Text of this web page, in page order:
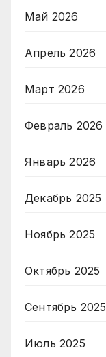
Май 2026
Апрель 2026
Март 2026
Февраль 2026
Январь 2026
Декабрь 2025
Ноябрь 2025
Октябрь 2025
Сентябрь 2025
Июль 2025